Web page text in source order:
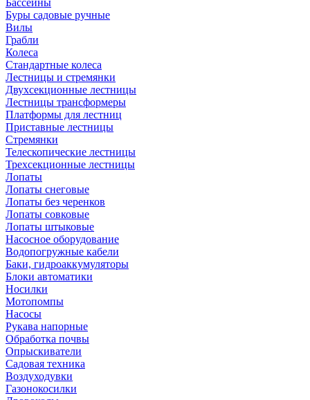
Бассейны
Буры садовые ручные
Вилы
Грабли
Колеса
Стандартные колеса
Лестницы и стремянки
Двухсекционные лестницы
Лестницы трансформеры
Платформы для лестниц
Приставные лестницы
Стремянки
Телескопические лестницы
Трехсекционные лестницы
Лопаты
Лопаты снеговые
Лопаты без черенков
Лопаты совковые
Лопаты штыковые
Насосное оборудование
Водопогружные кабели
Баки, гидроаккумуляторы
Блоки автоматики
Носилки
Мотопомпы
Насосы
Рукава напорные
Обработка почвы
Опрыскиватели
Садовая техника
Воздуходувки
Газонокосилки